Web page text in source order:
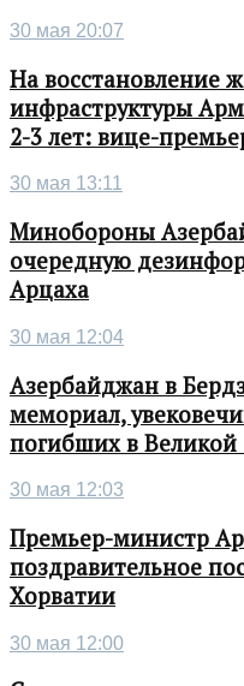
30 мая 20:07
На восстановление
инфраструктуры
2-3 лет: вице-
30 мая 13:11
Минобороны
очередную
Арцаха
30 мая 12:04
Азербайджан в
мемориал,
погибших в Великой
30 мая 12:03
Премьер-министр
поздравительное
Хорватии
30 мая 12:00